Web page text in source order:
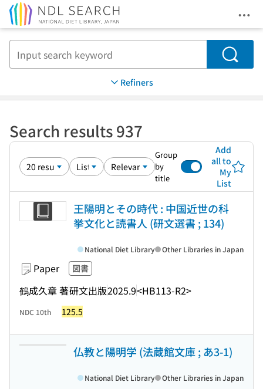
Search
Refiners
Search results 937
Group
by
title
Add
all to
My
List
王陽明とその時代 : 中国近世の科
挙文化と読書人 (研文選書 ; 134)
Paper 図書
鶴成久章 著研文出版2025.9<HB113-R2>
National Diet Library Other Libraries in Japan
NDC 10th 125.5
仏教と陽明学 (法蔵館文庫 ; あ3-1)
National Diet Library Other Libraries in Japan